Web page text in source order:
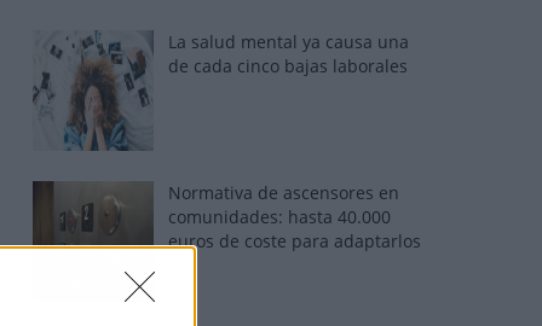
La salud mental ya causa una
de cada cinco bajas laborales
Normativa de ascensores en
comunidades: hasta 40.000
euros de coste para adaptarlos